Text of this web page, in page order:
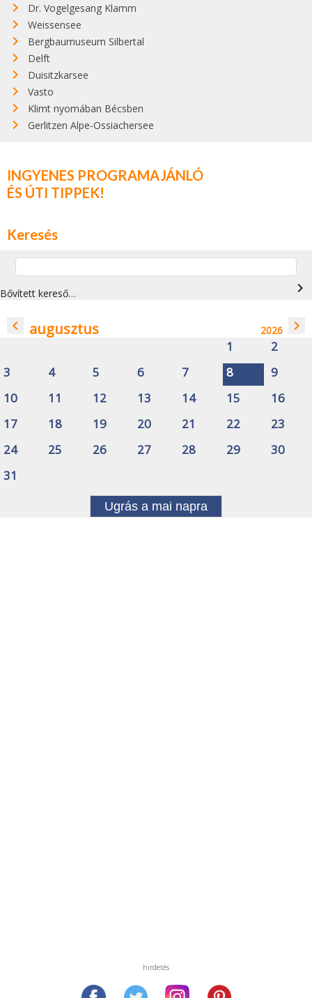
Dr. Vogelgesang Klamm
Weissensee
Bergbaumuseum Silbertal
Delft
Duisitzkarsee
Vasto
Klimt nyomában Bécsben
Gerlitzen Alpe-Ossiachersee
INGYENES PROGRAMAJÁNLÓ
ÉS ÚTI TIPPEK!
Keresés
Bővített kereső… navigate_next
navigate_before augusztus 2026 navigate_next
1
2
3
4 5 6 7 8
9
10
11 12 13 14 15
16
17
18 19 20 21 22
23
24
25 26 27 28 29
30
31
Ugrás a mai napra
hirdetés